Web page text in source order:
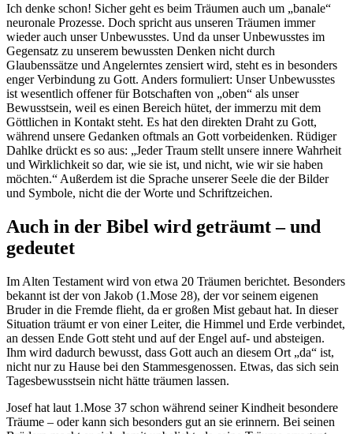
Ich denke schon! Sicher geht es beim Träumen auch um „banale“
neuronale Prozesse. Doch spricht aus unseren Träumen immer
wieder auch unser Unbewusstes. Und da unser Unbewusstes im
Gegensatz zu unserem bewussten Denken nicht durch
Glaubenssätze und Angelerntes zensiert wird, steht es in besonders
enger Verbindung zu Gott. Anders formuliert: Unser Unbewusstes
ist wesentlich offener für Botschaften von „oben“ als unser
Bewusstsein, weil es einen Bereich hütet, der immerzu mit dem
Göttlichen in Kontakt steht. Es hat den direkten Draht zu Gott,
während unsere Gedanken oftmals an Gott vorbeidenken. Rüdiger
Dahlke drückt es so aus: „Jeder Traum stellt unsere innere Wahrheit
und Wirklichkeit so dar, wie sie ist, und nicht, wie wir sie haben
möchten.“ Außerdem ist die Sprache unserer Seele die der Bilder
und Symbole, nicht die der Worte und Schriftzeichen.
Auch in der Bibel wird geträumt – und
gedeutet
Im Alten Testament wird von etwa 20 Träumen berichtet. Besonders
bekannt ist der von Jakob (1.Mose 28), der vor seinem eigenen
Bruder in die Fremde flieht, da er großen Mist gebaut hat. In dieser
Situation träumt er von einer Leiter, die Himmel und Erde verbindet,
an dessen Ende Gott steht und auf der Engel auf- und absteigen.
Ihm wird dadurch bewusst, dass Gott auch an diesem Ort „da“ ist,
nicht nur zu Hause bei den Stammesgenossen. Etwas, das sich sein
Tagesbewusstsein nicht hätte träumen lassen.
Josef hat laut 1.Mose 37 schon während seiner Kindheit besondere
Träume – oder kann sich besonders gut an sie erinnern. Bei seinen